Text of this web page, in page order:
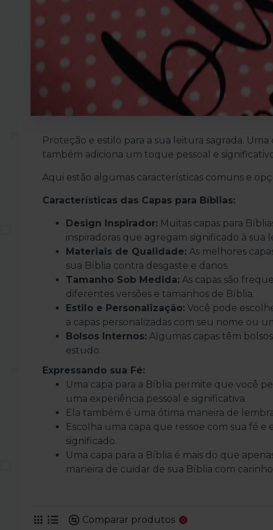
Proteção e estilo para a sua leitura sagrada.
também adiciona um toque pessoal e
Aqui estão algumas características comuns e
Características das Capas para Bíblias:
Design Inspirador: Muitas capas para
inspiradoras que agregam significado à sua
Materiais de Qualidade: As melhores
sua Bíblia contra desgaste e danos.
Tamanho Sob Medida: As capas são
diferentes versões e tamanhos de Bíblia.
Estilo e Personalização: Você pode
a capas personalizadas com seu nome ou
Bolsos Internos: Algumas capas têm
estudo.
Expressando sua Fé:
Uma capa para a Bíblia permite que você
uma experiência pessoal e significativa.
Ela também é uma ótima maneira de
Escolha uma capa que ressoe com sua fé
significado.
Uma capa para a Bíblia é mais do que
maneira de cuidar de sua Bíblia com
Comparar produtos 0